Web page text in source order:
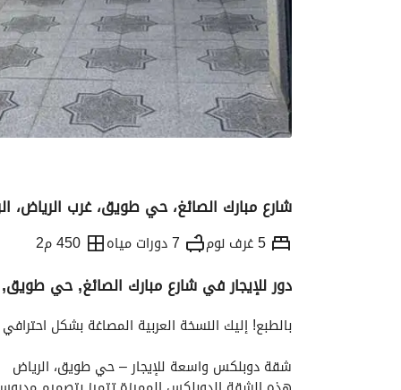
شارع مبارك الصائغ، حي طويق، غرب الرياض،
5 غرف نوم 7 دورات مياه 450 م2
معلومات ترخيص الإعلان
دور للإيجار في شارع مبارك الصائغ, حي
بالطبع! إليك النسخة العربية المصاغة بشكل احترافي
شقة دوبلكس واسعة للإيجار – حي طويق، الرياض